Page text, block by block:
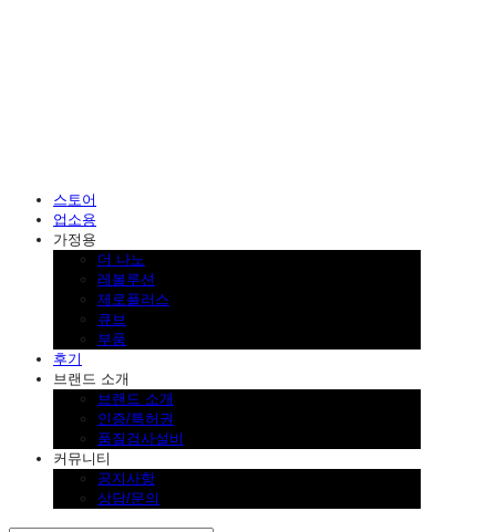
스토어
업소용
가정용
더 나노
레볼루션
제로플러스
큐브
부품
후기
브랜드 소개
브랜드 소개
인증/특허권
품질검사설비
커뮤니티
공지사항
상담/문의